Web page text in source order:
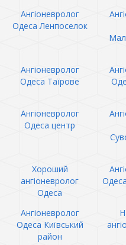
Ангіоневролог
Одеса Ленпоселок
Ангіоневролог
Одеса Таїрове
Ангіоневролог
Одеса центр
Хороший
ангіоневролог
Одеса
Ангіоневролог
Одеса Київський
район